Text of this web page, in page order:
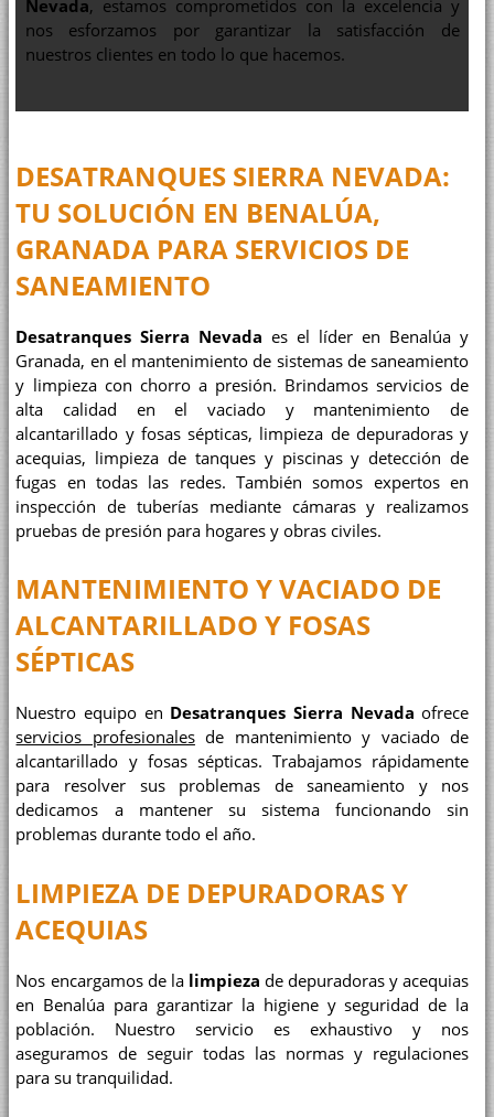
Nevada, estamos comprometidos con la excelencia y
nos esforzamos por garantizar la satisfacción de
nuestros clientes en todo lo que hacemos.
DESATRANQUES SIERRA NEVADA:
TU SOLUCIÓN EN BENALÚA,
GRANADA PARA SERVICIOS DE
SANEAMIENTO
Desatranques Sierra Nevada es el líder en Benalúa y
Granada, en el mantenimiento de sistemas de saneamiento
y limpieza con chorro a presión. Brindamos servicios de
alta calidad en el vaciado y mantenimiento de
alcantarillado y fosas sépticas, limpieza de depuradoras y
acequias, limpieza de tanques y piscinas y detección de
fugas en todas las redes. También somos expertos en
inspección de tuberías mediante cámaras y realizamos
pruebas de presión para hogares y obras civiles.
MANTENIMIENTO Y VACIADO DE
ALCANTARILLADO Y FOSAS
SÉPTICAS
Nuestro equipo en Desatranques Sierra Nevada ofrece
servicios profesionalesde mantenimiento y vaciado de
alcantarillado y fosas sépticas. Trabajamos rápidamente
para resolver sus problemas de saneamiento y nos
dedicamos a mantener su sistema funcionando sin
problemas durante todo el año.
LIMPIEZA DE DEPURADORAS Y
ACEQUIAS
Nos encargamos de la limpieza de depuradoras y acequias
en Benalúa para garantizar la higiene y seguridad de la
población. Nuestro servicio es exhaustivo y nos
aseguramos de seguir todas las normas y regulaciones
para su tranquilidad.